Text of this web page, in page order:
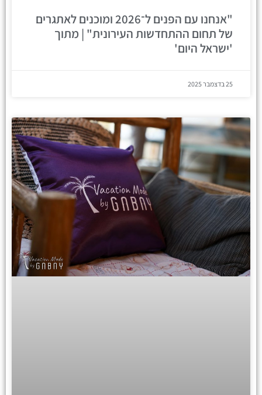
"אנחנו עם הפנים ל־2026 ומוכנים לאתגרים
של תחום ההתחדשות העירונית" | מתוך
'ישראל היום'
25 בדצמבר 2025